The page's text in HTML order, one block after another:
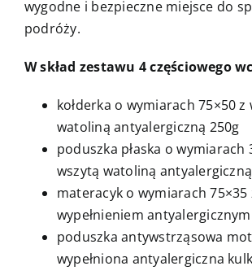
wygodne i bezpieczne miejsce do
podróży.
W skład zestawu 4 częściowego
kołderka o wymiarach 75×50 z
watoliną antyalergiczną 250g
poduszka płaska o wymiarach
wszytą watoliną
materacyk o wymiarach 75×35
wypełnieniem
poduszka antywstrząsowa
wypełniona antyalergiczna